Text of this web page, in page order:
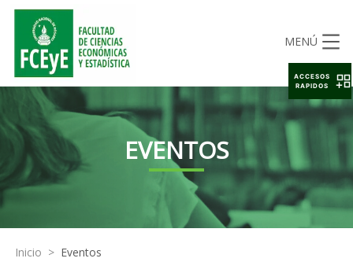
MENÚ
EVENTOS
Inicio > Eventos
ACCESOS
RAPIDOS